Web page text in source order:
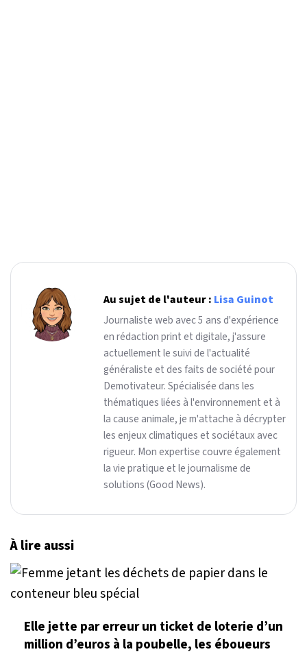
Au sujet de l'auteur : Lisa Guinot
Journaliste web avec 5 ans d'expérience
en rédaction print et digitale, j'assure
actuellement le suivi de l'actualité
généraliste et des faits de société pour
Demotivateur. Spécialisée dans les
thématiques liées à l'environnement et à
la cause animale, je m'attache à décrypter
les enjeux climatiques et sociétaux avec
rigueur. Mon expertise couvre également
la vie pratique et le journalisme de
solutions (Good News).
À lire aussi
Elle jette par erreur un ticket de loterie d’un
million d’euros à la poubelle, les éboueurs